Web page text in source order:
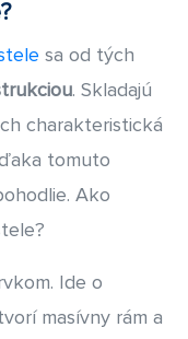
sa od tých
. Skladajú
charakteristická
tomuto
Ako
Ide o
masívny rám a